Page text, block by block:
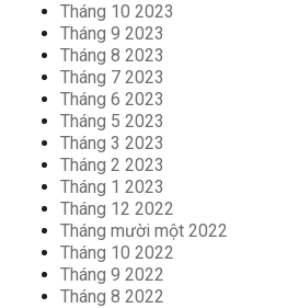
Tháng 10 2023
Tháng 9 2023
Tháng 8 2023
Tháng 7 2023
Tháng 6 2023
Tháng 5 2023
Tháng 3 2023
Tháng 2 2023
Tháng 1 2023
Tháng 12 2022
Tháng mười một 2022
Tháng 10 2022
Tháng 9 2022
Tháng 8 2022